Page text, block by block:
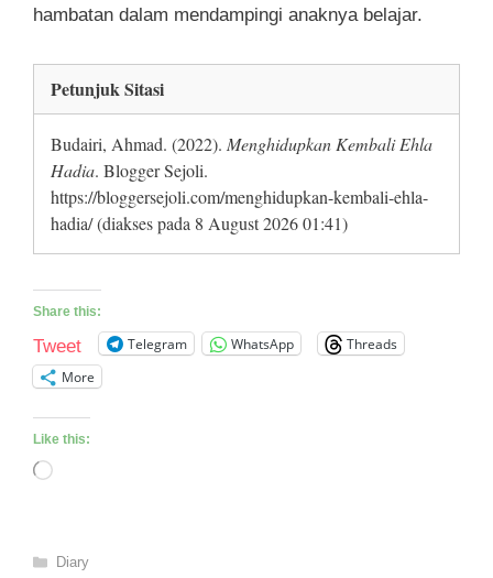
hambatan dalam mendampingi anaknya belajar.
Petunjuk Sitasi
Budairi, Ahmad. (2022). Menghidupkan Kembali Ehla
Hadia. Blogger Sejoli.
https://bloggersejoli.com/menghidupkan-kembali-ehla-
hadia/ (diakses pada 8 August 2026 01:41)
Share this:
Tweet Telegram WhatsApp
Threads
More
Like this:
Loading…
Categories
Diary